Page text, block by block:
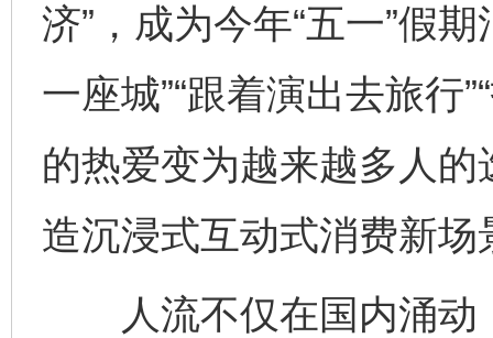
济”，成为今年“五一”假
一座城”“跟着演出去旅行
的热爱变为越来越多人
造沉浸式互动式消费新
人流不仅在国内涌动